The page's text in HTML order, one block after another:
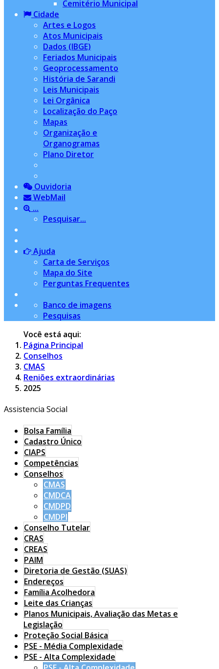
Cemitério Municipal
Cidade
Artes e Logos
Atos Municipais
Dados (IBGE)
Feriados Municipais
Geoprocessamento
História de Sarandi
Leis Municipais
Lei Orgânica
Localização do Paço
Mapas
Organização e
Organogramas
Plano Diretor
Ouvidoria
WebMail
...
Pesquisar...
Ajuda
Carta de Serviços
Mapa do Site
Perguntas Frequentes
Banco de imagens
Pesquisas
Você está aqui:
Página Principal
Conselhos
CMAS
Reniões extraordinárias
2025
Assistencia Social
Bolsa Família
Cadastro Único
CIAPS
Competências
Conselhos
CMAS
CMDCA
CMDPD
CMDPI
Conselho Tutelar
CRAS
CREAS
PAIM
Diretoria de Gestão (SUAS)
Endereços
Família Acolhedora
Leite das Crianças
Planos Municipais, Avaliação das Metas e
Legislação
Proteção Social Básica
PSE - Média Complexidade
PSE - Alta Complexidade